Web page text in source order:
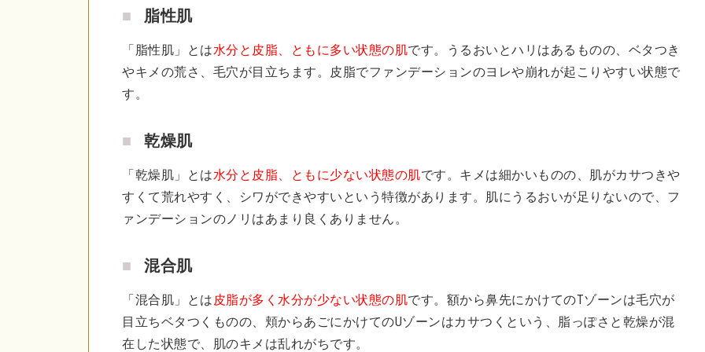
脂性肌
「脂性肌」とは水分と皮脂、ともに多い状態の肌です。うるおいとハリはあるものの、ベタつき
やキメの荒さ、毛穴が目立ちます。皮脂でファンデーションのヨレや崩れが起こりやすい状態で
す。
乾燥肌
「乾燥肌」とは水分と皮脂、ともに少ない状態の肌です。キメは細かいものの、肌がカサつきや
すくて荒れやすく、シワができやすいという特徴があります。肌にうるおいが足りないので、フ
ァンデーションのノリはあまり良くありません。
混合肌
「混合肌」とは皮脂が多く水分が少ない状態の肌です。額から鼻先にかけてのTゾーンは毛穴が
目立ちベタつくものの、頬からあごにかけてのUゾーンはカサつくという、脂っぽさと乾燥が混
在した状態で、肌のキメは乱れがちです。